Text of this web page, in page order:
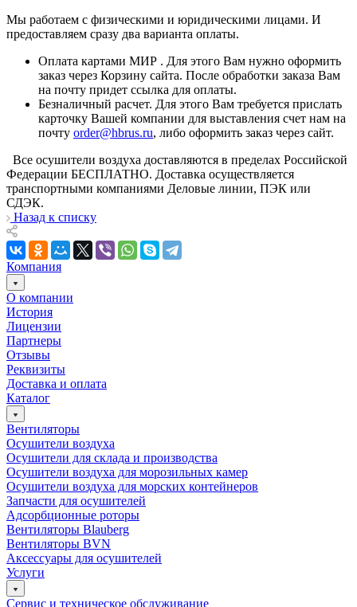
Мы работаем с физическими и юридическими лицами. И
предоставляем сразу два варианта оплаты.
Оплата картами МИР . Для этого Вам нужно оформить
заказ через Корзину сайта. После обработки заказа Вам
на почту придет ссылка для оплаты.
Безналичный расчет. Для этого Вам требуется прислать
карточку Вашей компании для выставления счет нам на
почту order@hbrus.ru, либо оформить заказ через сайт.
Все осушители воздуха доставляются в пределах Российской
Федерации БЕСПЛАТНО. Доставка осуществляется
транспортными компаниями Деловые линии, ПЭК или
СДЭК.
Назад к списку
Компания
О компании
История
Лицензии
Партнеры
Отзывы
Реквизиты
Доставка и оплата
Каталог
Вентиляторы
Осушители воздуха
Осушители для склада и производства
Осушители воздуха для морозильных камер
Осушители воздуха для морских контейнеров
Запчасти для осушителей
Адсорбционные роторы
Bентиляторы Blauberg
Вентиляторы BVN
Аксессуары для осушителей
Услуги
Сервис и техническое обслуживание